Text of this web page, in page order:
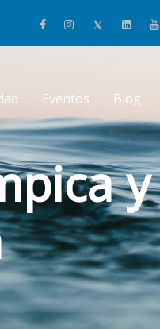
Eventos Blog